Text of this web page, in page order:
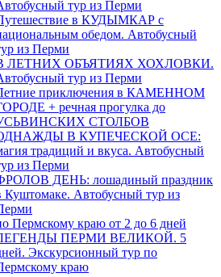
тур из Перми
в КУДЫМКАР с
обедом. Автобусный
из Перми
ЛЕТНИХ ОБЪЯТИЯХ ХОХЛОВКИ.
тур из Перми
приключения в КАМЕННОМ
+ речная прогулка до
СТОЛБОВ
В КУПЕЧЕСКОЙ ОСЕ:
традиций и вкуса. Автобусный
из Перми
ДЕНЬ: лошадиный праздник
Куштомаке. Автобусный тур из
Пермскому краю от 2 до 6 дней
ПЕРМИ ВЕЛИКОЙ. 5
Экскурсионный тур по
краю